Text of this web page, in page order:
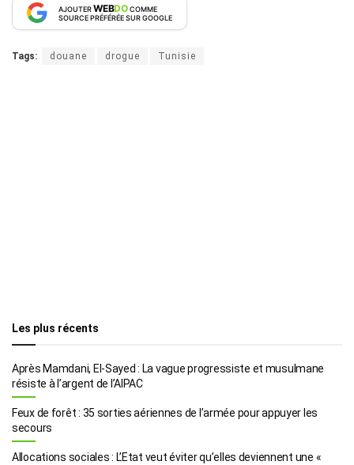
AJOUTERWEBDOCOMME
SOURCE PRÉFÉRÉE SUR GOOGLE
Tags: douane drogue Tunisie
Les plus récents
Après Mamdani, El-Sayed : La vague progressiste et musulmane
résiste à l’argent de l’AIPAC
Feux de forêt : 35 sorties aériennes de l’armée pour appuyer les
secours
Allocations sociales : L’Etat veut éviter qu’elles deviennent une «